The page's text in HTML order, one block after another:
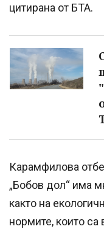
цитирана от БТА.
Карамфилова
„Бобов дол“ има
както на
нормите, които